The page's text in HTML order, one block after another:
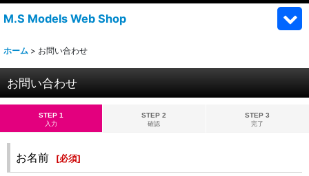
M.S Models Web Shop
ホーム > お問い合わせ
お問い合わせ
STEP 1
入力
STEP 2
確認
STEP 3
完了
お名前 [必須]